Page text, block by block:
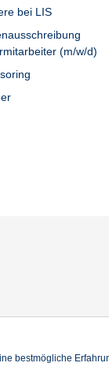
bei LIS
(m/w/d)
bestmögliche